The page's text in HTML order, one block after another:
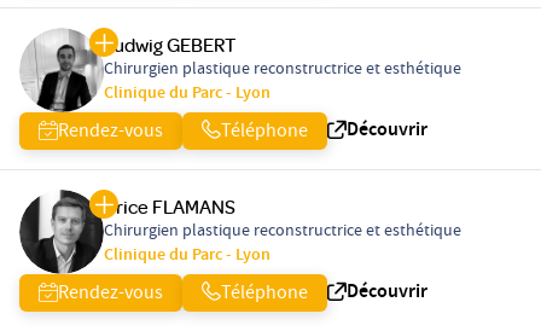
Ludwig GEBERT
Chirurgien plastique reconstructrice et esthétique
Clinique du Parc - Lyon
Rendez-vous Téléphone Découvrir
Brice FLAMANS
Chirurgien plastique reconstructrice et esthétique
Clinique du Parc - Lyon
Rendez-vous Téléphone Découvrir